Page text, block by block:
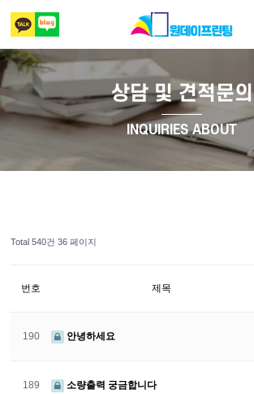
출력복사
책만들기
상담 및 견적문의
INQUIRIES ABOUT
Total 540건 36 페이지
번호 제목
190 안녕하세요
189 소량출력 궁금합니다